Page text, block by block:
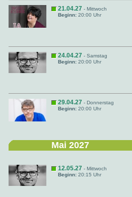
21.04.27 - Mittwoch
Beginn: 20:00 Uhr
24.04.27 - Samstag
Beginn: 20:00 Uhr
29.04.27 - Donnerstag
Beginn: 20:00 Uhr
Mai 2027
12.05.27 - Mittwoch
Beginn: 20:15 Uhr